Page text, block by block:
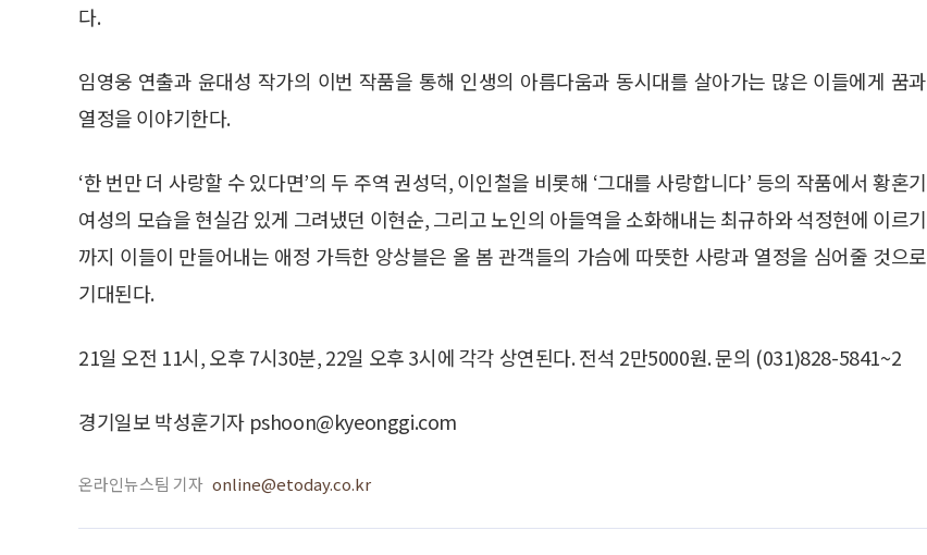
다.
임영웅 연출과 윤대성 작가의 이번 작품을 통해 인생의 아름다움과 동시대를 살아가는 많은 이들에게 꿈과
열정을 이야기한다.
‘한 번만 더 사랑할 수 있다면’의 두 주역 권성덕, 이인철을 비롯해 ‘그대를 사랑합니다’ 등의 작품에서 황혼기
여성의 모습을 현실감 있게 그려냈던 이현순, 그리고 노인의 아들역을 소화해내는 최규하와 석정현에 이르기
까지 이들이 만들어내는 애정 가득한 앙상블은 올 봄 관객들의 가슴에 따뜻한 사랑과 열정을 심어줄 것으로
기대된다.
21일 오전 11시, 오후 7시30분, 22일 오후 3시에 각각 상연된다. 전석 2만5000원. 문의 (031)828-5841~2
경기일보 박성훈기자 pshoon@kyeonggi.com
온라인뉴스팀 기자 online@etoday.co.kr